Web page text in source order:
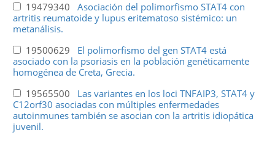
19479340 Asociación del polimorfismo STAT4 con
artritis reumatoide y lupus eritematoso sistémico: un
metanálisis.
19500629 El polimorfismo del gen STAT4 está
asociado con la psoriasis en la población genéticamente
homogénea de Creta, Grecia.
19565500 Las variantes en los loci TNFAIP3, STAT4 y
C12orf30 asociadas con múltiples enfermedades
autoinmunes también se asocian con la artritis idiopática
juvenil.